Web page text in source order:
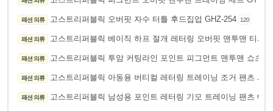
패션 의류 고스트리퍼블릭 오버핏 자수 터틀 후드집업 GHZ-254 120
패션 의류 고스트리퍼블릭 베이직 하프 절개 레터링 오버핏 맨투맨 티셔
패션 의류 고스트리퍼블릭 투암 커팅라인 포인트 피그먼트 맨투맨 쇼츠
패션 의류 고스트리퍼블릭 아동용 버티컬 레터링 트레이닝 조거 팬츠
패션 의류 고스트리퍼블릭 남성용 포인트 레터링 기모 트레이닝 팬츠